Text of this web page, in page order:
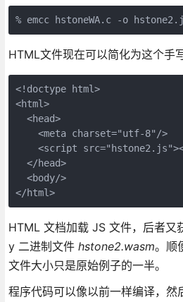
% emcc hstoneWA.c -o
HTML文件现在可以简化为这个手
<!doctype html>
<html>
  <head>
    <meta charset="utf-8"/>
<script
  </head>
  <body/>
</html>
HTML 文档加载 JS 文件，后者又
y 二进制文件 hstone2.wasm。顺
文件大小只是原始例子的一半。
程序代码可以像以前一样编译，然